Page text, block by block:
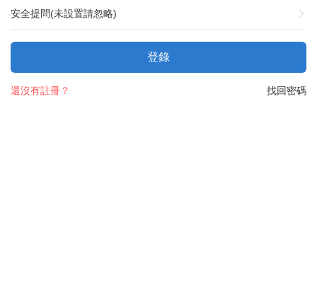
安全提問(未設置請忽略)
登錄
找回密碼
還沒有註冊？